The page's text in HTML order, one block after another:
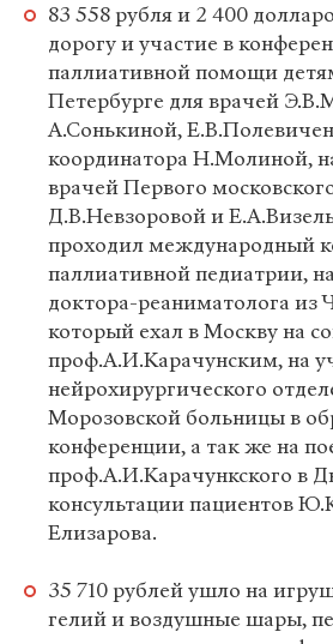
83 558 рубля и 2 400
дорогу и участие в
паллиативной помощи
Петербурге для врачей
А.Сонькиной,
координатора Н.Молиной,
врачей Первого
Д.В.Невзоровой и
проходил международный
паллиативной педиатрии,
доктора-реаниматолога из
который ехал в Москву на
проф.А.И.Карачунским, на
нейрохирургического
Морозовской больницы в
конференции, а так же на
проф.А.И.Карачункского в
консультации пациентов
Елизарова.
35 710 рублей ушло на
гелий и воздушные шары,